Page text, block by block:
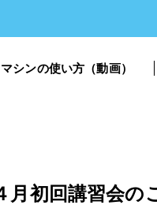
マシンの使い方（動画）
月初回講習会の